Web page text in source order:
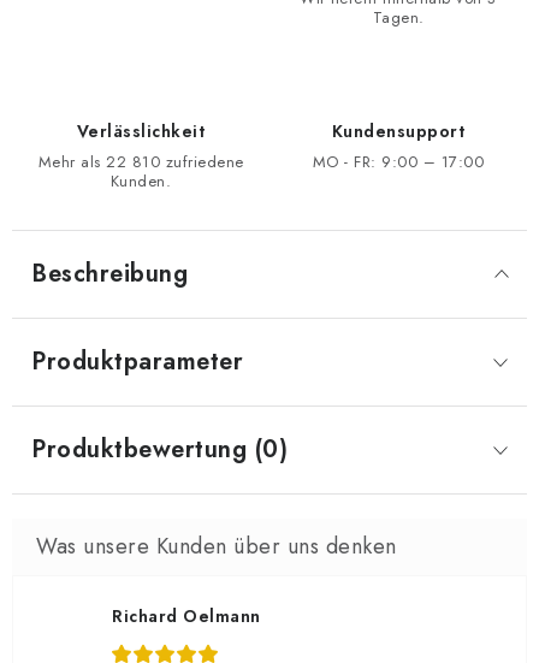
Tagen.
Verlässlichkeit
Mehr als 22 810 zufriedene
Kunden.
Kundensupport
MO - FR: 9:00 – 17:00
Beschreibung
Produktparameter
Produktbewertung (0)
Richard Oelmann